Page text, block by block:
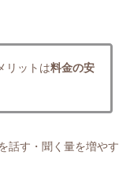
リットは料金の安
話す・聞く量を増やす